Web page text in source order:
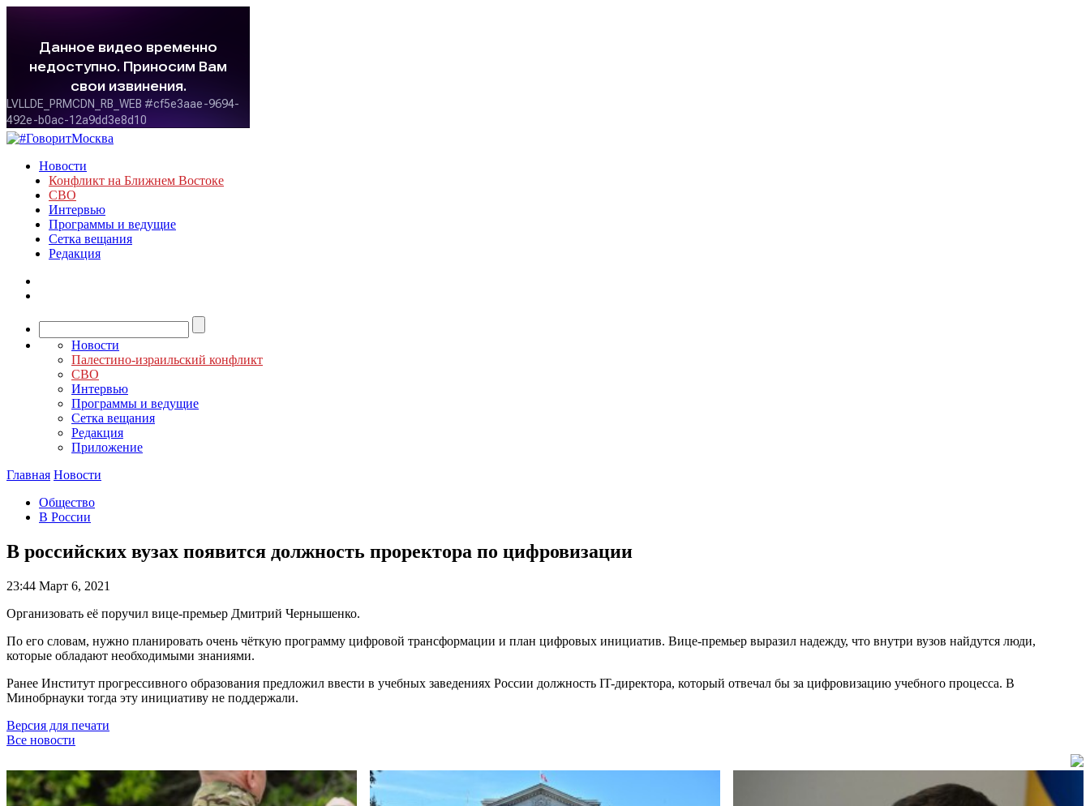
Новости
Конфликт на Ближнем Востоке
СВО
Интервью
Программы и ведущие
Сетка вещания
Редакция
Новости
Палестино-израильский конфликт
СВО
Интервью
Программы и ведущие
Сетка вещания
Редакция
Приложение
Главная Новости
Общество
В России
В российских вузах появится должность проректора по цифровизации
23:44 Март 6, 2021
Организовать её поручил вице-премьер Дмитрий Чернышенко.
По его словам, нужно планировать очень чёткую программу цифровой трансформации и план цифровых инициатив. Вице-премьер выразил надежду, что внутри вузов найдутся люди,
которые обладают необходимыми знаниями.
Ранее Институт прогрессивного образования предложил ввести в учебных заведениях России должность IT-директора, который отвечал бы за цифровизацию учебного процесса. В
Минобрнауки тогда эту инициативу не поддержали.
Версия для печати
Все новости